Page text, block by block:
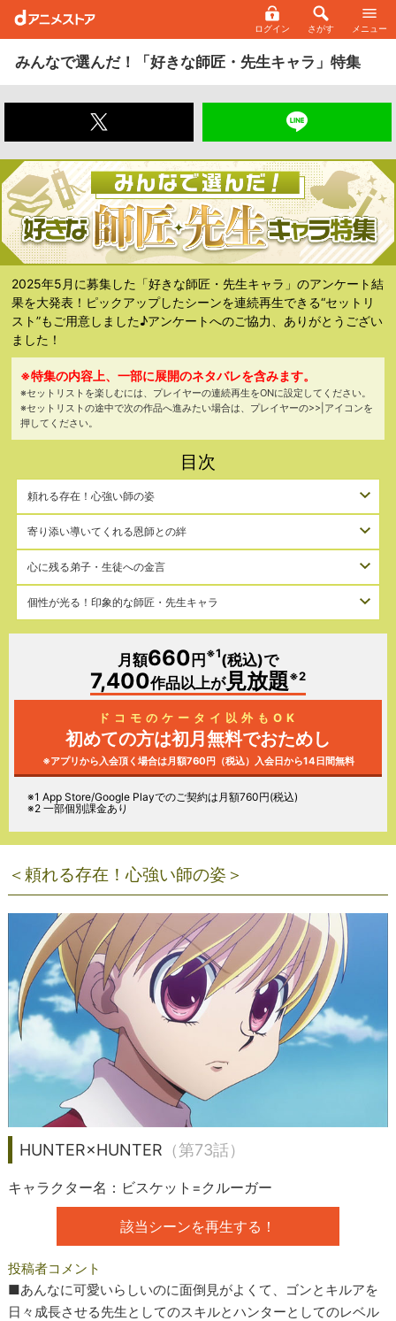
ログイン さがす メニュー
みんなで選んだ！「好きな師匠・先生キャラ」特集
2025年5月に募集した「好きな師匠・先生キャラ」のアンケート結
果を大発表！ピックアップしたシーンを連続再生できる“セットリ
スト”もご用意しました♪アンケートへのご協力、ありがとうござい
ました！
※特集の内容上、一部に展開のネタバレを含みます。
※セットリストを楽しむには、プレイヤーの連続再生をONに設定してください。
※セットリストの途中で次の作品へ進みたい場合は、プレイヤーの>>|アイコンを
押してください。
目次
頼れる存在！心強い師の姿
寄り添い導いてくれる恩師との絆
心に残る弟子・生徒への金言
個性が光る！印象的な師匠・先生キャラ
月額660円※1(税込)で
7,400作品以上が見放題※2
ドコモのケータイ以外もOK
初めての方は初月無料でおためし
※アプリから入会頂く場合は月額760円（税込） 入会日から14日間無料
※1 App Store/Google Playでのご契約は月額760円(税込)
※2 一部個別課金あり
＜頼れる存在！心強い師の姿＞
HUNTER×HUNTER （第73話）
キャラクター名：ビスケット=クルーガー
該当シーンを再生する！
投稿者コメント
■あんなに可愛いらしいのに面倒見がよくて、ゴンとキルアを
日々成長させる先生としてのスキルとハンターとしてのレベル